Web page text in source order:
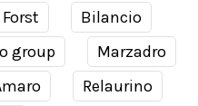
Forst
Bilancio
group
Marzadro
Relaurino